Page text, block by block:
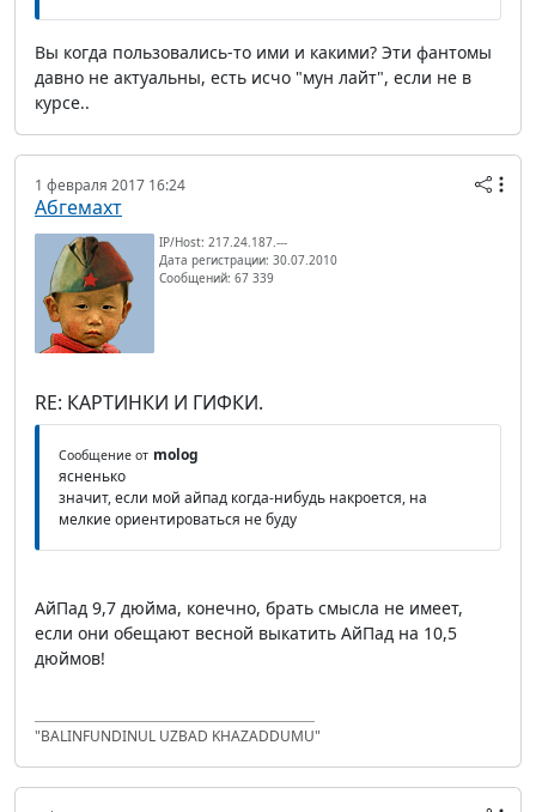
Вы когда пользовались-то ими и какими? Эти фантомы
давно не актуальны, есть исчо "мун лайт", если не в
курсе..
1 февраля 2017 16:24
Абгемахт
IP/Host: 217.24.187.---
Дата регистрации: 30.07.2010
Сообщений: 67 339
RE: КАРТИНКИ И ГИФКИ.
Сообщение от molog
ясненько
значит, если мой айпад когда-нибудь накроется, на
мелкие ориентироваться не буду
АйПад 9,7 дюйма, конечно, брать смысла не имеет,
если они обещают весной выкатить АйПад на 10,5
дюймов!
"BALINFUNDINUL UZBAD KHAZADDUMU"